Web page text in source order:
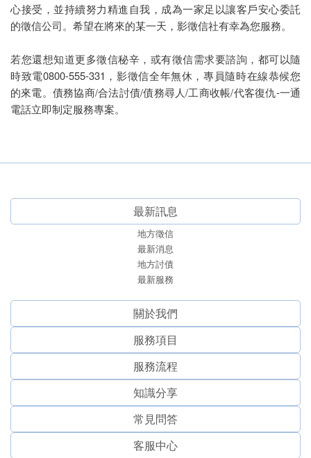
心接受，並持續努力精進自我，成為一家足以讓客戶安心委託
的徵信公司。希望在將來的某一天，影徵信社有幸為您服務。
若您還想知道更多徵信秘辛，或有徵信需求要諮詢，都可以隨
時致電0800-555-331，影徵信全年無休，專員隨時在線恭候您
的來電。債務協商/合法討債/債務尋人/工商收帳/代客復仇-一通
電話立即制定服務專案。
最新訊息
地方徵信
最新消息
地方討債
最新服務
關於我們
服務項⽬
服務流程
知識分享
常見問答
客服中心